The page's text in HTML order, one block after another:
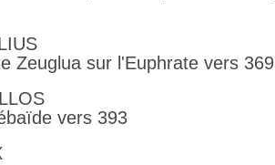
Zeuglua sur l'Euphrate vers 369
vers 393